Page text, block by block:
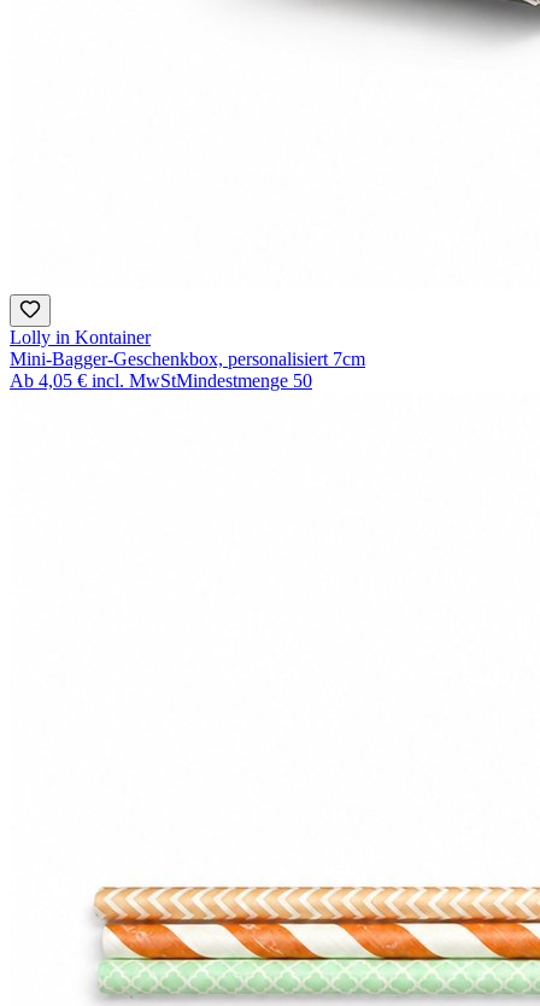
Lolly in Kontainer
Mini-Bagger-Geschenkbox, personalisiert 7cm
Ab 4,05 € incl. MwStMindestmenge 50